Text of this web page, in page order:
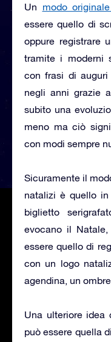
Un modo
essere quello di
oppure registrare
tramite i moderni
con frasi di
negli anni grazie
subito una
meno ma ciò
con modi sempre
Sicuramente il
natalizi è quello
biglietto
evocano il
essere quello di
con un logo
agendina, un
Una ulteriore idea
può essere quella